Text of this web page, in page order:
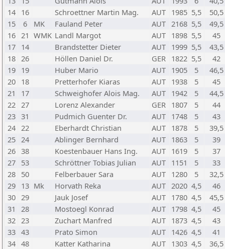
14 16 Schroettner Martin Mag. AUT 1985 5,5
50,5
15
6 MK Fauland Peter AUT 2168 5,5
49,5
16 21 WMK Landl Margot AUT 1898 5,5
45
17 14 Brandstetter Dieter AUT 1999 5,5
43,5
18 26 Höllen Daniel Dr. GER 1822 5,5
42
19 19 Huber Mario AUT 1905 5
46,5
20 18 Pretterhofer Kiaras AUT 1938 5
45
21
17 Schweighofer Alois Mag. AUT 1942 5
44,5
22 27 Lorenz Alexander GER 1807 5
44
23 31 Pudmich Guenter Dr. AUT 1748 5
43
24 22 Eberhardt Christian AUT 1878 5
39,5
25 24 Ablinger Bernhard AUT 1863 5
39
26 38 Koestenbauer Hans Ing. AUT 1619 5
37
27 53 Schröttner Tobias Julian AUT 1151 5
33
28 50 Felberbauer Sara AUT 1280 5
32,5
29 13 Mk Horvath Reka AUT 2020 4,5
46
30 29 Jauk Josef AUT 1780 4,5
45,5
31
28 Mostoegl Konrad AUT 1798 4,5
45
32 23 Zuchart Manfred AUT 1873 4,5
43
33 43 Prato Simon AUT 1426 4,5
41
34 48 Katter Katharina AUT 1303 4,5
36,5